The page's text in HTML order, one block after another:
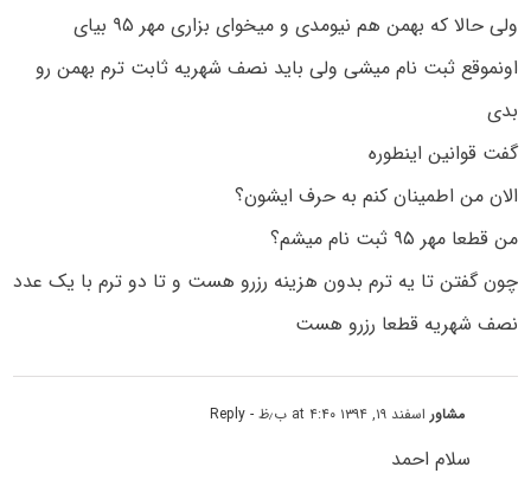
ولی حالا که بهمن هم نیومدی و میخوای بزاری مهر ۹۵ بیای
اونموقع ثبت نام میشی ولی باید نصف شهریه ثابت ترم بهمن رو
بدی
گفت قوانین اینطوره
الان من اطمینان کنم به حرف ایشون؟
من قطعا مهر ۹۵ ثبت نام میشم؟
چون گفتن تا یه ترم بدون هزینه رزرو هست و تا دو ترم با یک عدد
نصف شهریه قطعا رزرو هست
مشاوراسفند ۱۹, ۱۳۹۴ at ۴:۴۰ ب٫ظ - Reply
سلام احمد